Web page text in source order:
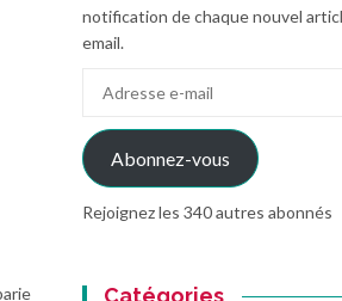
notification de chaque nouvel
email.
mail
Abonnez-vous
Rejoignez les 340 autres abonnés
Catégories